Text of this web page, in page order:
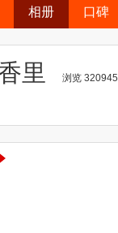
相册 口碑
里 浏览 320945